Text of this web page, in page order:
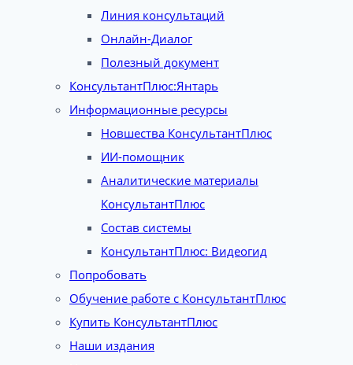
Линия консультаций
Онлайн-Диалог
Полезный документ
КонсультантПлюс:Янтарь
Информационные ресурсы
Новшества КонсультантПлюс
ИИ-помощник
Аналитические материалы
КонсультантПлюс
Состав системы
КонсультантПлюс: Видеогид
Попробовать
Обучение работе с КонсультантПлюс
Купить КонсультантПлюс
Наши издания